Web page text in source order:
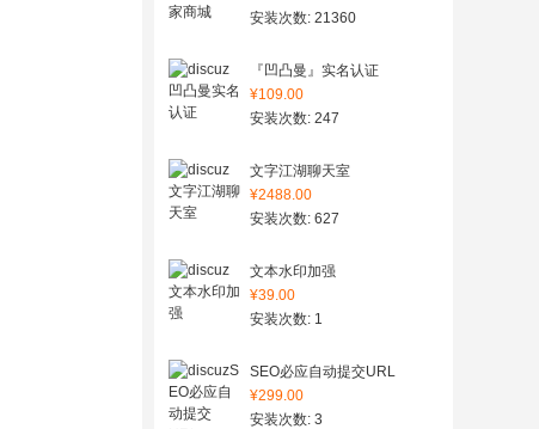
安装次数: 21360
『凹凸曼』实名认证
¥109.00
安装次数: 247
文字江湖聊天室
¥2488.00
安装次数: 627
文本水印加强
¥39.00
安装次数: 1
SEO必应自动提交URL
¥299.00
安装次数: 3